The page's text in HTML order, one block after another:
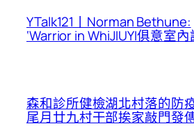
YTalk121丨Norman Bethune:
‘Warrior in WhiJIUYI俱意室內
森和診所健檢湖北村落的防
尾月廿九村干部挨家敲門發